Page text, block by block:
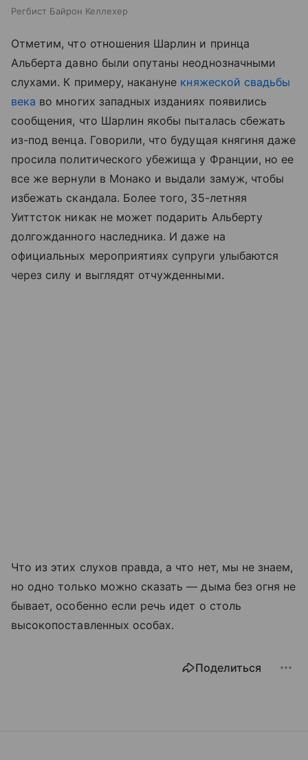
Регбист Байрон Келлехер
Отметим, что отношения Шарлин и принца
Альберта давно были опутаны неоднозначными
слухами. К примеру, накануне княжеской свадьбы
века во многих западных изданиях появились
сообщения, что Шарлин якобы пыталась сбежать
из-под венца. Говорили, что будущая княгиня даже
просила политического убежища у Франции, но ее
все же вернули в Монако и выдали замуж, чтобы
избежать скандала. Более того, 35-летняя
Уиттсток никак не может подарить Альберту
долгожданного наследника. И даже на
официальных мероприятиях супруги улыбаются
через силу и выглядят отчужденными.
Что из этих слухов правда, а что нет, мы не знаем,
но одно только можно сказать — дыма без огня не
бывает, особенно если речь идет о столь
высокопоставленных особах.
Поделиться